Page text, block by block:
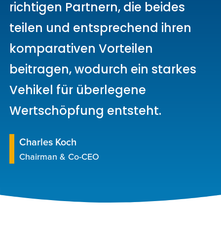
richtigen Partnern, die beides
teilen und entsprechend ihren
komparativen Vorteilen
beitragen, wodurch ein starkes
Vehikel für überlegene
Wertschöpfung entsteht.
Charles Koch
Chairman & Co-CEO